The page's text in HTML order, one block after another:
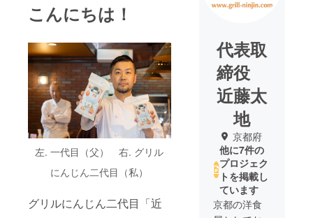
こんにちは！
左. 一代目（父） 右. グリル
にんじん二代目（私）
グリルにんじん二代目「近
代表取
締役
近藤太
地
京都府
他に7件の
プロジェク
トを掲載し
ています
京都の洋食